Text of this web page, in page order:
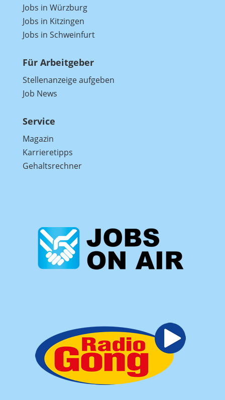
Jobs in Würzburg
Jobs in Kitzingen
Jobs in Schweinfurt
Für Arbeitgeber
Stellenanzeige aufgeben
Job News
Service
Magazin
Karrieretipps
Gehaltsrechner